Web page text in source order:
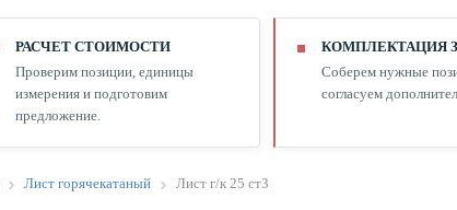
РАСЧЕТ СТОИМОСТИ
Проверим позиции, единицы
измерения и подготовим
предложение.
КОМПЛЕКТАЦИЯ
Соберем нужные
согласуем
Лист горячекатаный Лист г/к 25 ст3